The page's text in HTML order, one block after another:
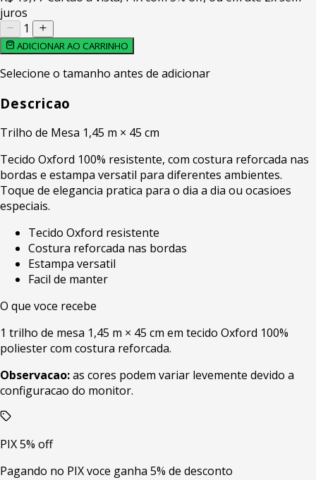
juros
1
ADICIONAR AO CARRINHO
Selecione o tamanho antes de adicionar
Descricao
Trilho de Mesa 1,45 m × 45 cm
Tecido Oxford 100% resistente, com costura reforcada nas
bordas e estampa versatil para diferentes ambientes.
Toque de elegancia pratica para o dia a dia ou ocasioes
especiais.
Tecido Oxford resistente
Costura reforcada nas bordas
Estampa versatil
Facil de manter
O que voce recebe
1 trilho de mesa 1,45 m × 45 cm em tecido Oxford 100%
poliester com costura reforcada.
Observacao:as cores podem variar levemente devido a
configuracao do monitor.
PIX 5% off
Pagando no PIX voce ganha 5% de desconto